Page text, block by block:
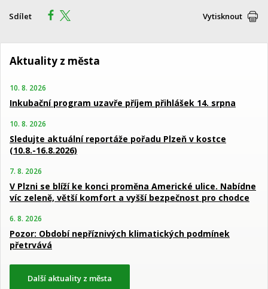
Sdílet Vytisknout
Aktuality z města
10. 8. 2026
Inkubační program uzavře příjem přihlášek 14. srpna
10. 8. 2026
Sledujte aktuální reportáže pořadu Plzeň v kostce
(10.8.-16.8.2026)
7. 8. 2026
V Plzni se blíží ke konci proměna Americké ulice. Nabídne
víc zeleně, větší komfort a vyšší bezpečnost pro chodce
6. 8. 2026
Pozor: Období nepříznivých klimatických podmínek
přetrvává
Další aktuality z města